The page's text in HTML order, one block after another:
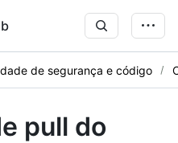
de segurança e código
pull do